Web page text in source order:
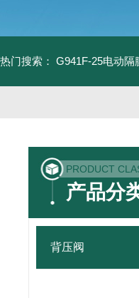
热门搜索： G941F-25电动隔
PRODUCT
产品分
背压阀